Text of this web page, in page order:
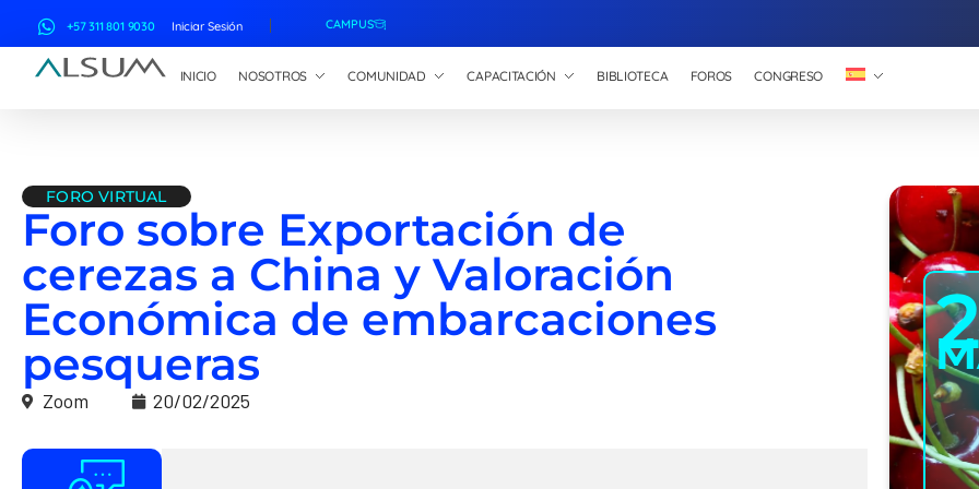
+57 311 801 9030 Iniciar Sesión CAMPUS
INICIO NOSOTROS COMUNIDAD CAPACITACIÓN BIBLIOTECA FOROS CONGRESO
FORO VIRTUAL
Foro sobre Exportación de
cerezas a China y Valoración
Económica de embarcaciones
pesqueras
Zoom 20/02/2025